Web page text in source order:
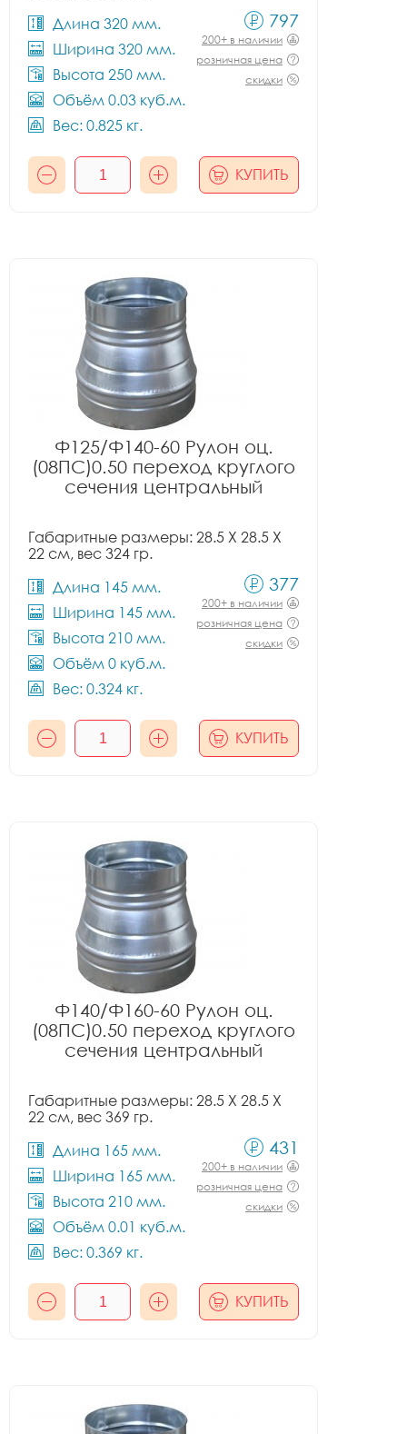
Длина 320 мм.
Ширина 320 мм.
Высота 250 мм.
Объём 0.03 куб.м.
Вес: 0.825 кг.
797
200+ в наличии
розничная цена
скидки
КУПИТЬ
Ф125/Ф140-60 Рулон оц.
(08ПС)0.50 переход круглого
сечения центральный
Габаритные размеры: 28.5 X 28.5 X
22 см, вес 324 гр.
Длина 145 мм.
Ширина 145 мм.
Высота 210 мм.
Объём 0 куб.м.
Вес: 0.324 кг.
377
200+ в наличии
розничная цена
скидки
КУПИТЬ
Ф140/Ф160-60 Рулон оц.
(08ПС)0.50 переход круглого
сечения центральный
Габаритные размеры: 28.5 X 28.5 X
22 см, вес 369 гр.
Длина 165 мм.
Ширина 165 мм.
Высота 210 мм.
Объём 0.01 куб.м.
Вес: 0.369 кг.
431
200+ в наличии
розничная цена
скидки
КУПИТЬ